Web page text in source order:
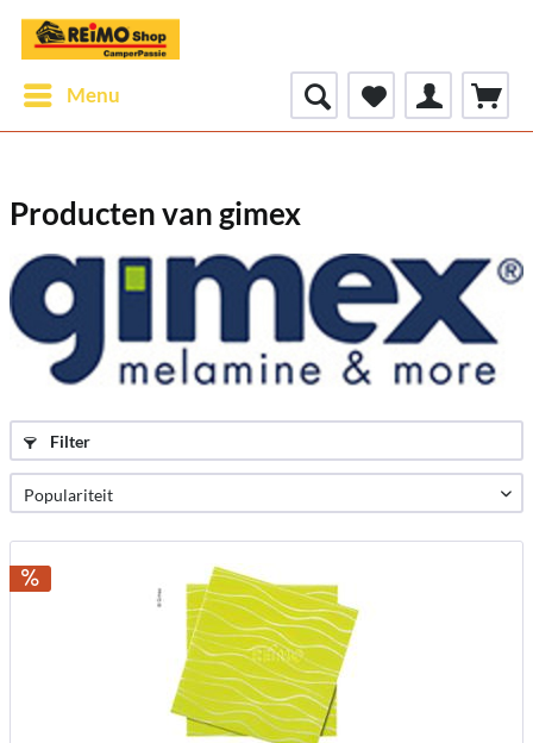
Menu
Producten van gimex
Filter